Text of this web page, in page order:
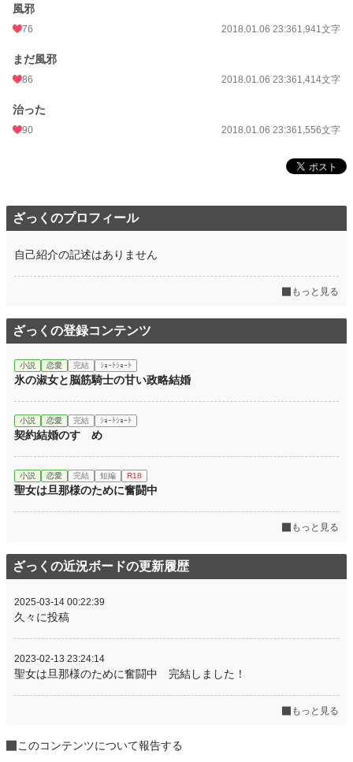
風邪
76 2018.01.06 23:361,941文字
まだ風邪
86 2018.01.06 23:361,414文字
治った
90 2018.01.06 23:361,556文字
ざっくのプロフィール
自己紹介の記述はありません
もっと見る
ざっくの登録コンテンツ
小説 恋愛 完結 ｼｮｰﾄｼｮｰﾄ
氷の淑女と脳筋騎士の甘い政略結婚
小説 恋愛 完結 ｼｮｰﾄｼｮｰﾄ
契約結婚のすゝめ
小説 恋愛 完結 短編 R18
聖女は旦那様のために奮闘中
もっと見る
ざっくの近況ボードの更新履歴
2025-03-14 00:22:39
久々に投稿
2023-02-13 23:24:14
聖女は旦那様のために奮闘中 完結しました！
もっと見る
このコンテンツについて報告する